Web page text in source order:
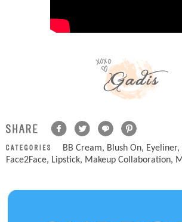
BB Cream, Blush On, Eyeliner,
Face2Face, Lipstick, Makeup Collaboration,